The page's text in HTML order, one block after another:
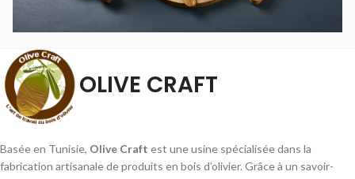
OLIVE CRAFT
Basée en Tunisie, Olive Craft est une usine spécialisée dans la
fabrication artisanale de produits en bois d’olivier. Grâce à un savoir-